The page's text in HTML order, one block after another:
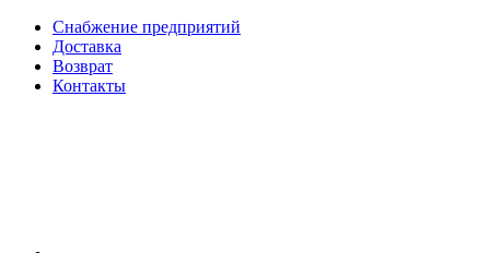
Снабжение предприятий
Доставка
Возврат
Контакты